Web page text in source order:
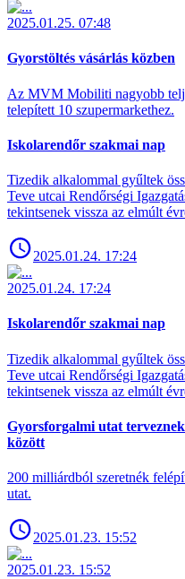
2025.01.25. 07:48
Gyorstöltés vásárlás közben
Az MVM Mobiliti nagyobb
telepített 10 szupermarkethez.
Iskolarendőr szakmai nap
Tizedik alkalommal gyűltek
Teve utcai Rendőrségi
tekintsenek vissza az elmúlt
2025.01.24. 17:24
2025.01.24. 17:24
Iskolarendőr szakmai nap
Tizedik alkalommal gyűltek
Teve utcai Rendőrségi
tekintsenek vissza az elmúlt
Gyorsforgalmi utat
között
200 milliárdból szeretnék
utat.
2025.01.23. 15:52
2025.01.23. 15:52